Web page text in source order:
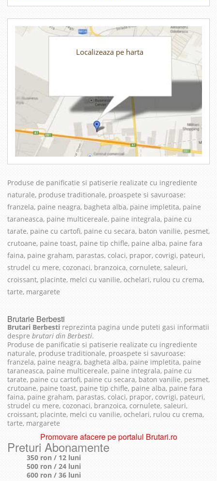
Localizeaza pe harta
Produse de panificatie si patiserie realizate cu ingrediente
naturale, produse traditionale, proaspete si savuroase:
franzela, paine neagra, bagheta alba, paine impletita, paine
taraneasca, paine multicereale, paine integrala, paine cu
tarate, paine cu cartofi, paine cu secara, baton vanilie, pesmet,
crutoane, paine toast, paine tip chifle, paine alba, paine fara
faina, paine graham, parastas, colaci, prapor, covrigi, pateuri,
strudel cu mere, cozonaci, branzoica, cornulete, saleuri,
croissant, placinte, melci cu vanilie, ochelari, rulou cu crema,
tarte, margarete
Brutarie Berbesti
Brutari Berbesti reprezinta pagina unde puteti gasi informatii
despre brutari din Berbesti.
Produse de panificatie si patiserie realizate cu ingrediente
naturale, produse traditionale, proaspete si savuroase:
franzela, paine neagra, bagheta alba, paine impletita, paine
taraneasca, paine multicereale, paine integrala, paine cu
tarate, paine cu cartofi, paine cu secara, baton vanilie, pesmet,
crutoane, paine toast, paine tip chifle, paine alba, paine fara
faina, paine graham, parastas, colaci, prapor, covrigi, pateuri,
strudel cu mere, cozonaci, branzoica, cornulete, saleuri,
croissant, placinte, melci cu vanilie, ochelari, rulou cu crema,
tarte, margarete
Promovare afacere pe portalul Brutari.ro
Preturi Abonamente
350 ron / 12 luni
500 ron / 24 luni
600 ron / 36 luni